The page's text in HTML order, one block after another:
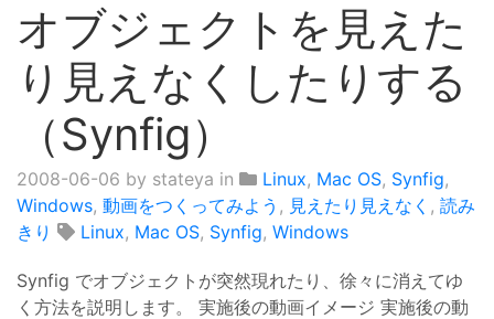
オブジェクトを見えた
り見えなくしたりする
（Synfig）
2008-06-06 by stateya in Linux, Mac OS, Synfig,
Windows, 動画をつくってみよう , 見えたり見えなく , 読み
きり
Linux, Mac OS, Synfig, Windows
Synfig でオブジェクトが突然現れたり、徐々に消えてゆ
く方法を説明します。 実施後の動画イメージ 実施後の動